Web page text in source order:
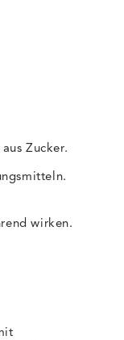
Zucker.
wirken.